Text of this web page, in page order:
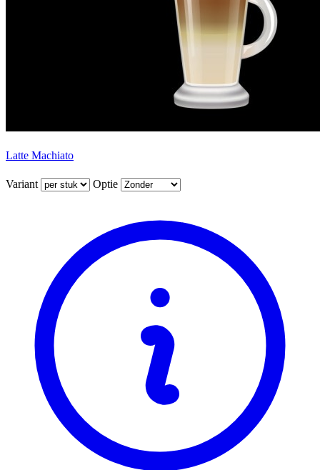
Latte Machiato
Variant Optie